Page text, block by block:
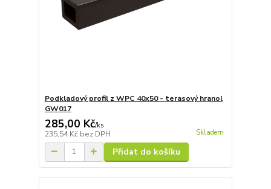
Podkladový profil z WPC 40x50 - terasový hranol
GW017
285,00 Kč/ks
235,54 Kč bez DPH Skladem
Přidat do košíku